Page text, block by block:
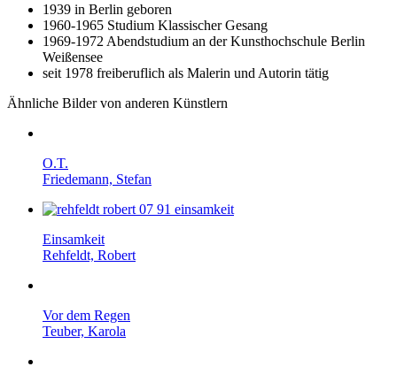
1939 in Berlin geboren
1960-1965 Studium Klassischer Gesang
1969-1972 Abendstudium an der Kunsthochschule Berlin
Weißensee
seit 1978 freiberuflich als Malerin und Autorin tätig
Ähnliche Bilder von anderen Künstlern
O.T.
Friedemann, Stefan
Einsamkeit
Rehfeldt, Robert
Vor dem Regen
Teuber, Karola